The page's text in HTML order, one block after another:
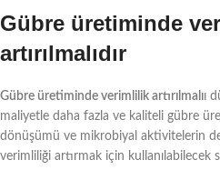
Gübre üretiminde
artırılmalıdır
Gübre üretiminde verimlilik artırılmalıı
maliyetle daha fazla ve kaliteli gübre
dönüşümü ve mikrobiyal aktivitelerin
verimliliği artırmak için kullanılabilecek